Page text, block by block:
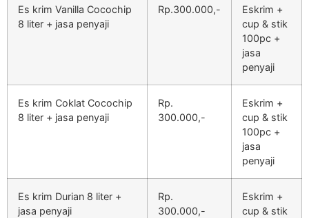
Es krim Vanilla Cocochip
8 liter + jasa penyaji
Rp.300.000,-
Eskrim +
cup & stik
100pc +
jasa
penyaji
Es krim Coklat Cocochip
8 liter + jasa penyaji
Rp.
300.000,-
Eskrim +
cup & stik
100pc +
jasa
penyaji
Es krim Durian 8 liter +
jasa penyaji
Rp.
300.000,-
Eskrim +
cup & stik